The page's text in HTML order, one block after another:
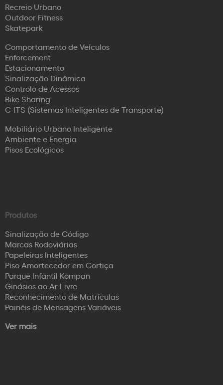
Recreio Urbano
Outdoor Fitness
Skatepark
Comportamento de Veículos
Enforcement
Estacionamento
Sinalização Dinâmica
Controlo de Acessos
Bike Sharing
C-ITS (Sistemas Inteligentes de Transporte)
Mobiliário Urbano Inteligente
Ambiente e Energia
Pisos Ecológicos
Produtos
Sinalização de Código
Marcas Rodoviárias
Papeleiras Inteligentes
Piso Amortecedor em Cortiça
Parque Infantil Kompan
Ginásios ao Ar Livre
Reconhecimento de Matrículas
Painéis de Mensagens Variáveis
Ver mais